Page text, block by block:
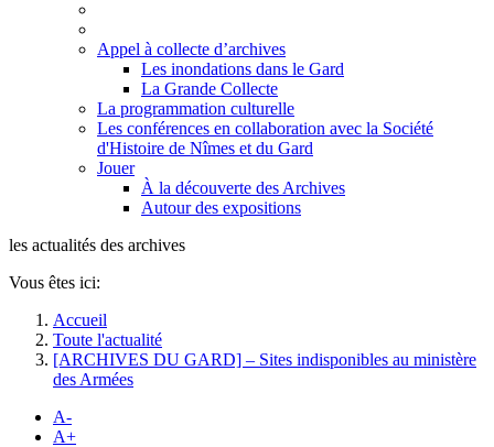
Appel à collecte d’archives
Les inondations dans le Gard
La Grande Collecte
La programmation culturelle
Les conférences en collaboration avec la Société
d'Histoire de Nîmes et du Gard
Jouer
À la découverte des Archives
Autour des expositions
les actualités des archives
Vous êtes ici:
Accueil
Toute l'actualité
[ARCHIVES DU GARD] – Sites indisponibles au ministère
des Armées
A-
A+